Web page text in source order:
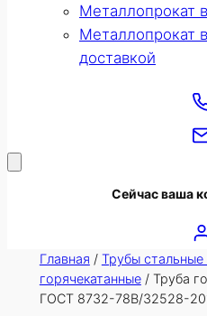
Металлопрокат
Металлопрокат
доставкой
Сейчас ваша
Главная / Трубы
горячекатанные/ Труба
ГОСТ 8732-78В/32528-